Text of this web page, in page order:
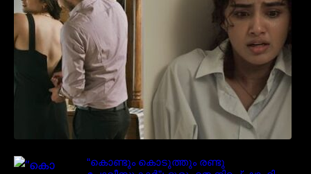
“കൊണ്ടും കൊടുത്തും രണ്ടു